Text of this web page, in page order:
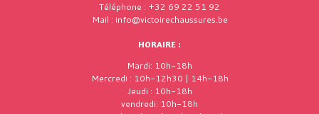
Téléphone : +32 69 22 51 92
Mail : info@victoirechaussures.be
HORAIRE :
Mardi: 10h-18h
Mercredi : 10h-12h30 | 14h-18h
Jeudi : 10h-18h
vendredi: 10h-18h